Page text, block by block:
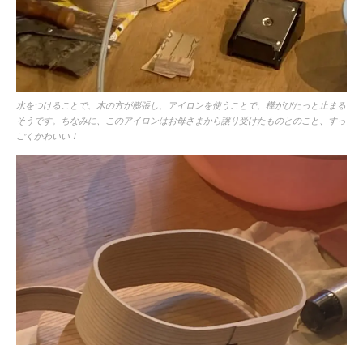
水をつけることで、木の方が膨張し、アイロンを使うことで、樺がぴたっと止まる
そうです。ちなみに、このアイロンはお母さまから譲り受けたものとのこと、すっ
ごくかわいい！